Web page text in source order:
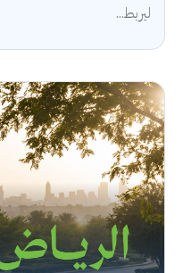
ليربط...